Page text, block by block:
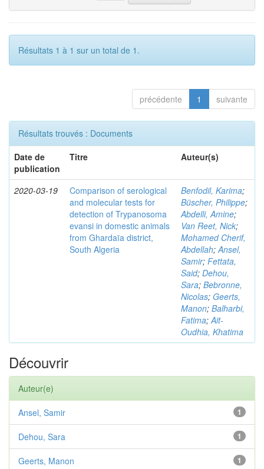
Résultats 1 à 1 sur un total de 1.
précédente 1 suivante
Résultats trouvés : Documents
Date de
publication
Titre Auteur(s)
2020-03-19
Comparison of serological
and molecular tests for
detection of Trypanosoma
evansi in domestic animals
from Ghardaïa district,
South Algeria
Benfodil, Karima;
Büscher, Philippe;
Abdelli, Amine;
Van Reet, Nick;
Mohamed Cherif,
Abdellah;Ansel,
Samir; Fettata,
Said; Dehou,
Sara; Bebronne,
Nicolas; Geerts,
Manon; Balharbi,
Fatima;Ait-
Oudhia, Khatima
Découvrir
Auteur(e)
1
Ansel, Samir
1
Dehou, Sara
1
Geerts, Manon